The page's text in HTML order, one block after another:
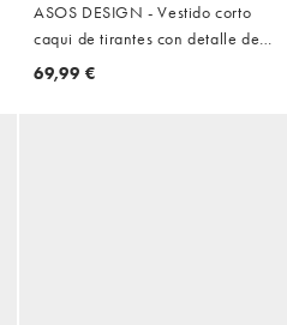
ASOS DESIGN - Vestido corto
caqui de tirantes con detalle de
encaje y volantes en la falda
69,99 €